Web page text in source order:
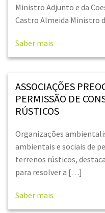
Ministro Adjunto e da
Castro Almeida Ministro
Saber mais
ASSOCIAÇÕES
PERMISSÃO DE
RÚSTICOS
Organizações
ambientais e sociais de
terrenos rústicos,
para resolver a […]
Saber mais